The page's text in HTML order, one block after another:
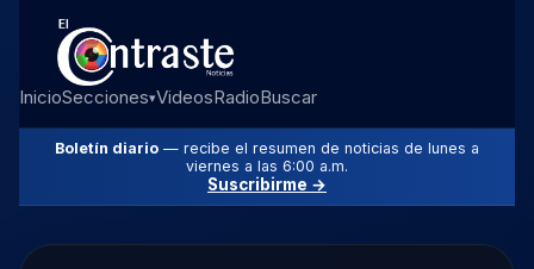
InicioSecciones▾VideosRadioBuscar
Boletín diario — recibe el resumen de noticias de lunes a
viernes a las 6:00 a.m.
Suscribirme →